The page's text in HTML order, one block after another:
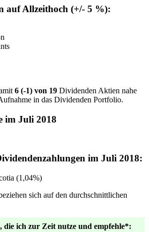
auf Allzeithoch (+/- 5 %):
6 (-1) von 19 Dividenden Aktien nahe
in das Dividenden Portfolio.
im Juli 2018
im Juli 2018:
(1,04%)
sich auf den durchschnittlichen
die ich zur Zeit nutze und empfehle*: